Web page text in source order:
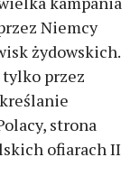
Niemcy
żydowskich.
przez
strona
ofiarach II